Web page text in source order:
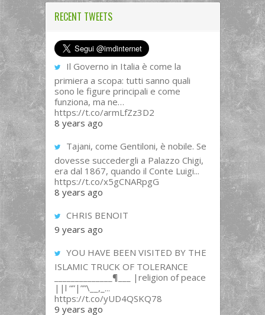
RECENT TWEETS
Il Governo in Italia è come la
primiera a scopa: tutti sanno quali
sono le figure principali e come
funziona, ma ne…
https://t.co/armLfZz3D2
8 years ago
Tajani, come Gentiloni, è nobile. Se
dovesse succedergli a Palazzo Chigi,
era dal 1867, quando il Conte Luigi...
https://t.co/x5gCNARpgG
8 years ago
CHRIS BENOIT
9 years ago
YOU HAVE BEEN VISITED BY THE
ISLAMIC TRUCK OF TOLERANCE
______________¶___ |religion of peace
||l “”|””\__,_...
https://t.co/yUD4QSKQ78
9 years ago